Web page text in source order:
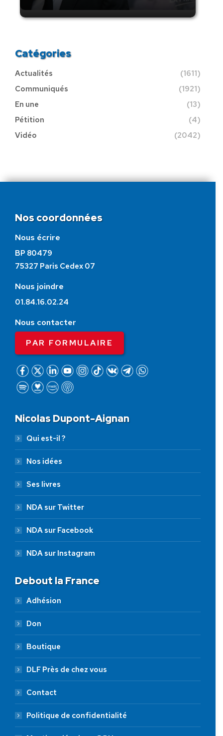
Catégories
Actualités
(1611)
Communiqués
(1921)
En une
(13)
Pétition
(4)
Vidéo
(2042)
Nos coordonnées
Nous écrire
BP 80479
75327 Paris Cedex 07
Nous joindre
01.84.16.02.24
Nous contacter
PAR FORMULAIRE
Nicolas Dupont-Aignan
Qui est-il ?
Nos idées
Ses livres
NDA sur Twitter
NDA sur Facebook
NDA sur Instagram
Debout la France
Adhésion
Don
Boutique
DLF Près de chez vous
Contact
Politique de confidentialité